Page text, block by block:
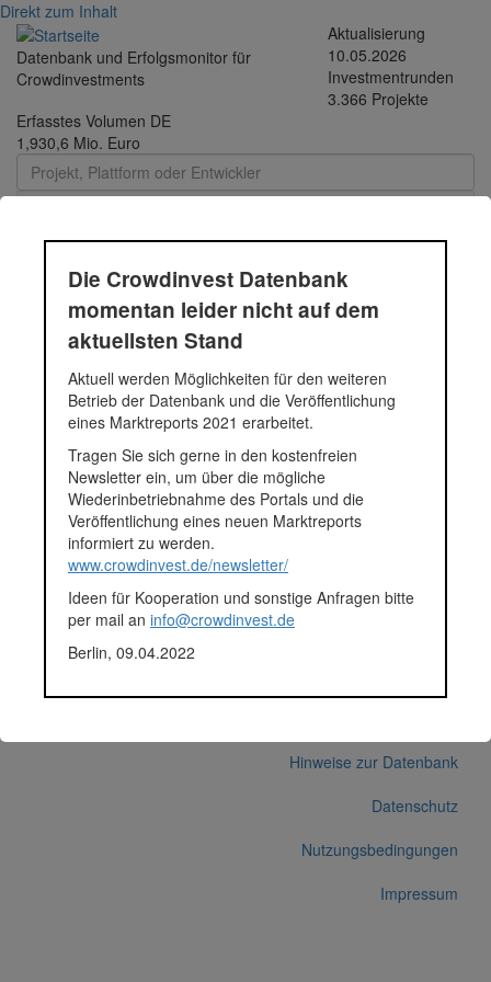
Direkt zum Inhalt
Datenbank und Erfolgsmonitor für
Crowdinvestments
Aktualisierung
10.05.2026
Investmentrunden
3.366 Projekte
Erfasstes Volumen DE
1,930,6 Mio. Euro
Durchschnittsprojekt
05.-12.2018 - 216 |
Funding Circle Kredit |
2018
Durchschnittsprojekt 05.-12.2018
Fundingsumme
61.895 Euro
Segment
Unternehmen
Anlagestatus
Nicht ausgewiesen
Plattform
Hinweise zur Datenbank
Datenschutz
Nutzungsbedingungen
Impressum
Die Crowdinvest Datenbank
momentan leider nicht auf dem
aktuellsten Stand
Aktuell werden Möglichkeiten für den weiteren
Betrieb der Datenbank und die Veröffentlichung
eines Marktreports 2021 erarbeitet.
Tragen Sie sich gerne in den kostenfreien
Newsletter ein, um über die mögliche
Wiederinbetriebnahme des Portals und die
Veröffentlichung eines neuen Marktreports
informiert zu werden.
www.crowdinvest.de/newsletter/
Ideen für Kooperation und sonstige Anfragen bitte
per mail an info@crowdinvest.de
Berlin, 09.04.2022